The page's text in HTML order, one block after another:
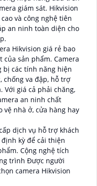
giám sát. Hikvision
và công nghệ tiên
an ninh toàn diện cho
Hikvision giá rẻ bao
của sản phẩm. Camera
bị các tính năng hiện
chống va đập, hỗ trợ
Với giá cả phải chăng,
an ninh chất
vệ nhà ở, cửa hàng hay
dịch vụ hỗ trợ khách
kỳ để cải thiện
Cộng nghệ tích
trình Được người
camera Hikvision